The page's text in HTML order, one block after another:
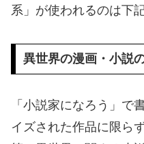
系」が使われるのは下
異世界の漫画・小説
「小説家になろう」で
イズされた作品に限ら